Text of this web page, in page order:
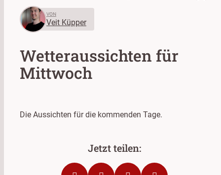
VON
Veit Küpper
Wetteraussichten für
Mittwoch
Die Aussichten für die kommenden Tage.